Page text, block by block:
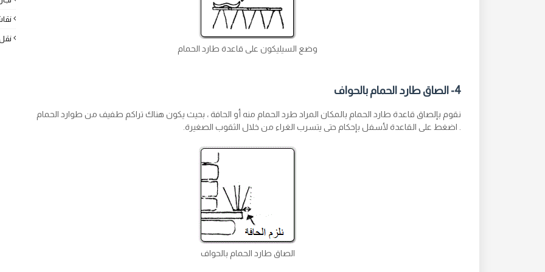
وضع السيليكون على قاعدة طارد الحمام
4- الصاق طارد الحمام بالحواف
نقوم بإلصاق قاعدة طارد الحمام بالمكان المراد طرد الحمام منه أو الحافة ، بحيث يكون هناك تراكم طفيف من طوارد الحمام
. اضغط على القاعدة لأسفل بإحكام حتى يتسرب الغراء من خلال الثقوب الصغيرة.
الصاق طارد الحمام بالحواف